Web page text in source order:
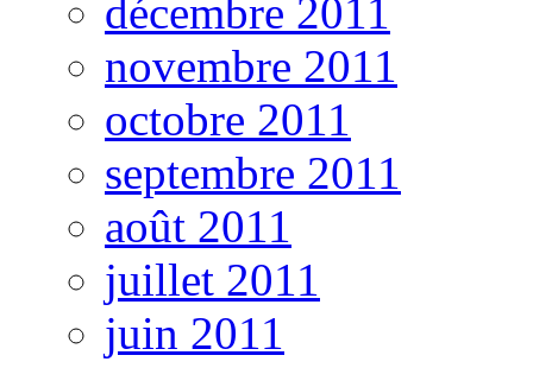
décembre 2011
novembre 2011
octobre 2011
septembre 2011
août 2011
juillet 2011
juin 2011